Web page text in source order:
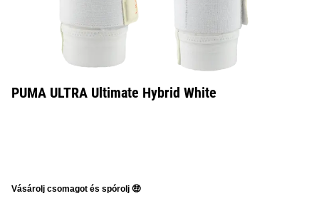
PUMA ULTRA Ultimate Hybrid White
Vásárolj csomagot és spórolj 🤑